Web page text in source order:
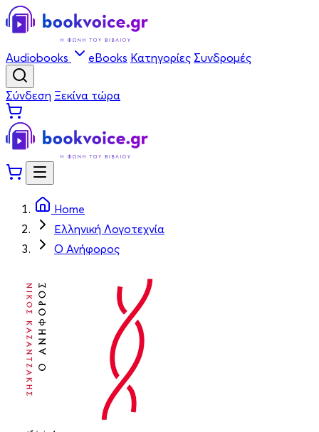
Audiobooks eBooks Κατηγορίες Συνδρομές
Σύνδεση Ξεκίνα τώρα
Home
Ελληνική Λογοτεχνία
Ο Ανήφορος